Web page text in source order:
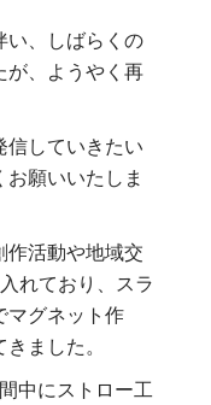
い、しばらくの
が、ようやく再
信していきたい
願いいたしま
作活動や地域交
れており、スラ
マグネット作
ました。
中にストロー工